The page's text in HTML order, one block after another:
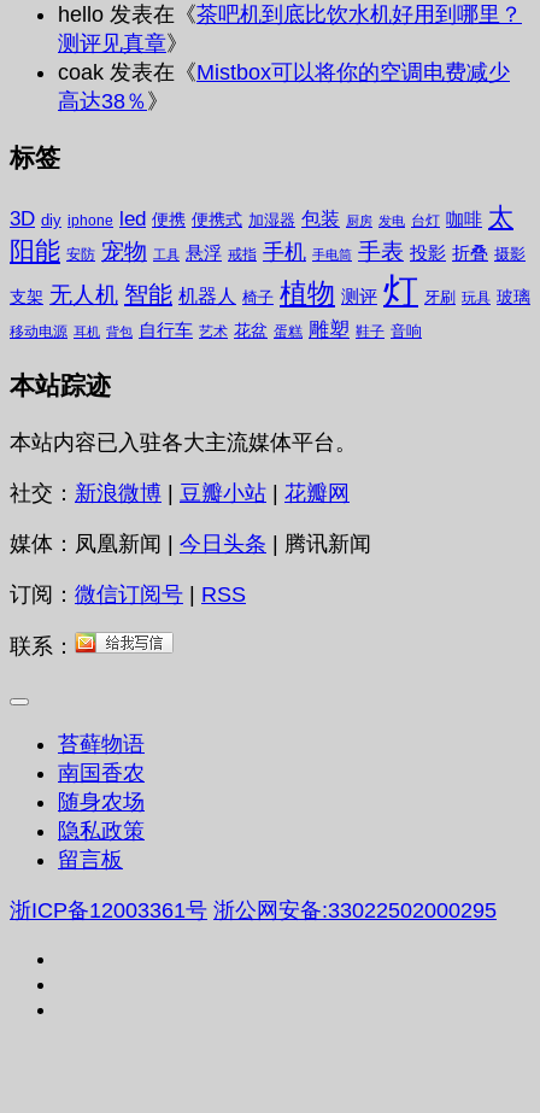
hello 发表在《茶吧机到底比饮水机好用到哪里？
测评见真章》
coak 发表在《Mistbox可以将你的空调电费减少
高达38％》
标签
3D diy iphone led 便携 便携式 加湿器 包装 厨房 发电 台灯 咖啡 太
阳能 安防 宠物 工具 悬浮 戒指 手机 手电筒 手表 投影 折叠 摄影
支架 无人机 智能 机器人 椅子 植物 测评 灯 牙刷 玩具 玻璃
移动电源 耳机 背包 自行车 艺术 花盆 蛋糕 雕塑 鞋子 音响
本站踪迹
本站内容已入驻各大主流媒体平台。
社交： 新浪微博 豆瓣小站 花瓣网
媒体：凤凰新闻 | 今日头条 | 腾讯新闻
订阅： 微信订阅号 RSS
联系：
苔藓物语
南国香农
随身农场
隐私政策
留言板
浙ICP备12003361号 浙公网安备:33022502000295